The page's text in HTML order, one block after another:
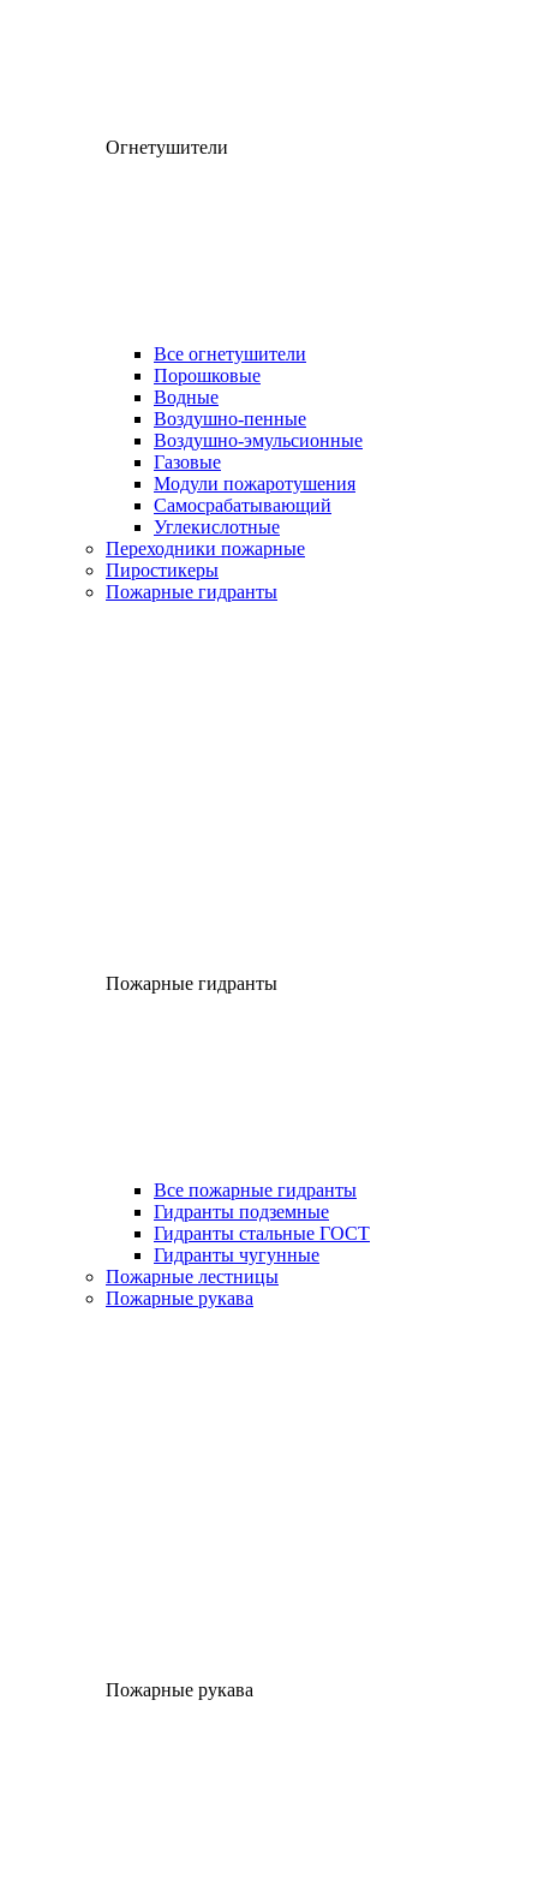
Огнетушители
Все огнетушители
Порошковые
Водные
Воздушно-пенные
Воздушно-эмульсионные
Газовые
Модули пожаротушения
Самосрабатывающий
Углекислотные
Переходники пожарные
Пиростикеры
Пожарные гидранты
Пожарные гидранты
Все пожарные гидранты
Гидранты подземные
Гидранты стальные ГОСТ
Гидранты чугунные
Пожарные лестницы
Пожарные рукава
Пожарные рукава